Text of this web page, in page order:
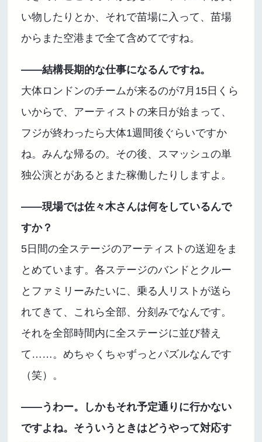
い物したりとか、それで苗場に入って、苗場
からまた空港まで全て含めてですね。
――結構長期的な仕事になるんですね。
大体ロンドンのチームが来るのが7月15日くら
いからで、アーティストの来日が始まって、
フジが終わったら大体1週間後ぐらいですか
ね。みんな帰るの。その後、スマッシュの単
独公演とがあるとまた稼働したりしますよ。
――現場では佐々木さんは何をしているんで
すか？
5日間の全ステージのアーティストの送迎をま
とめています。各ステージのバンドとクルー
とファミリーみたいに、乗る人リストが送ら
れてきて、これら全部、分刻みでなんです。
それを全部時間内に全ステージに並び替え
て……。めちゃくちゃずっとパズルなんです
（笑）。
――うわー。しかもそれ予定通りに行かない
ですよね。そういうときはどうやって対応す